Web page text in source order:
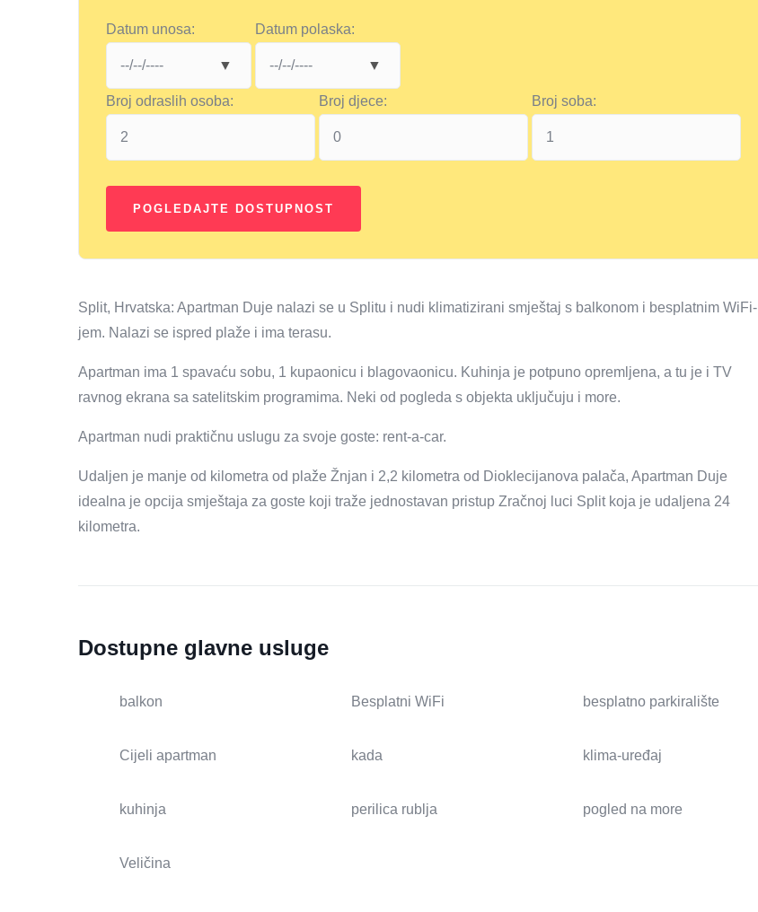
Datum unosa: Datum polaska:
Broj odraslih osoba: Broj djece: Broj soba:
Split, Hrvatska: Apartman Duje nalazi se u Splitu i nudi klimatizirani smještaj s balkonom i besplatnim WiFi-
jem. Nalazi se ispred plaže i ima terasu.
Apartman ima 1 spavaću sobu, 1 kupaonicu i blagovaonicu. Kuhinja je potpuno opremljena, a tu je i TV
ravnog ekrana sa satelitskim programima. Neki od pogleda s objekta uključuju i more.
Apartman nudi praktičnu uslugu za svoje goste: rent-a-car.
Udaljen je manje od kilometra od plaže Žnjan i 2,2 kilometra od Dioklecijanova palača, Apartman Duje
idealna je opcija smještaja za goste koji traže jednostavan pristup Zračnoj luci Split koja je udaljena 24
kilometra.
Dostupne glavne usluge
balkon Besplatni WiFi besplatno parkiralište
Cijeli apartman kada klima-uređaj
kuhinja perilica rublja pogled na more
Veličina